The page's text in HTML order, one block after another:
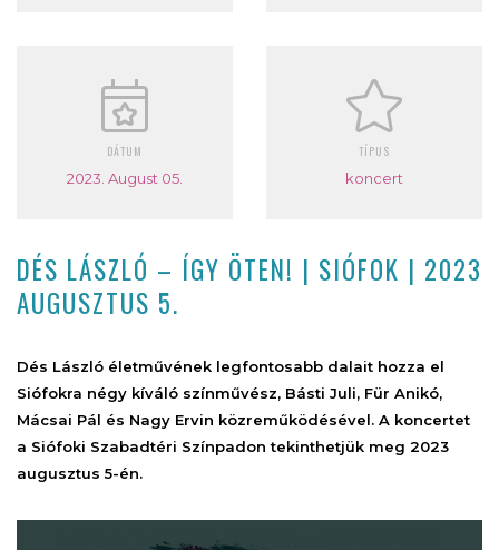
DÁTUM
2023. August 05.
TÍPUS
koncert
DÉS LÁSZLÓ – ÍGY ÖTEN! | SIÓFOK | 2023
AUGUSZTUS 5.
Dés László életművének legfontosabb dalait hozza el
Siófokra négy kíváló színművész, Básti Juli, Für Anikó,
Mácsai Pál és Nagy Ervin közreműködésével. A koncertet
a Siófoki Szabadtéri Színpadon tekinthetjük meg 2023
augusztus 5-én.